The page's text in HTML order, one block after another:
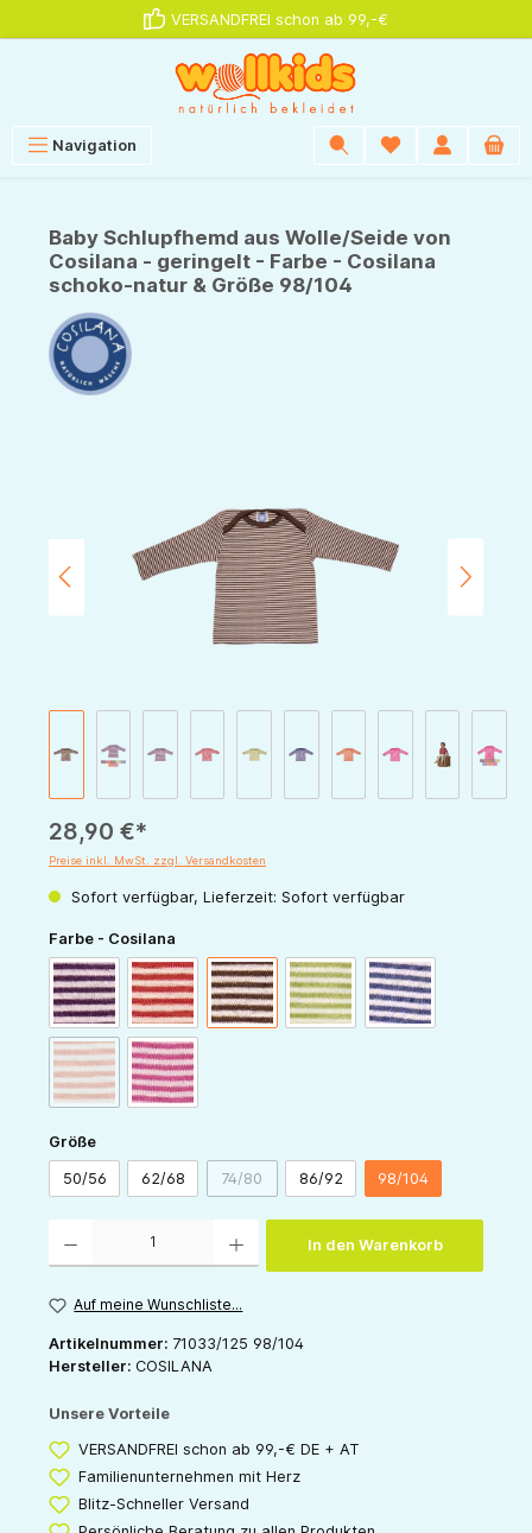
VERSANDFREI schon ab 99,-€
Navigation
Baby Schlupfhemd aus Wolle/Seide von
Cosilana - geringelt - Farbe - Cosilana
schoko-natur & Größe 98/104
28,90 €*
Preise inkl. MwSt. zzgl. Versandkosten
Sofort verfügbar, Lieferzeit: Sofort verfügbar
Farbe - Cosilana
pflaume-naturrot-natur schoko-naturgrün-naturmarine-natur
orange-natur
(Diese Option ist zurzeit nicht verfügbar.)
pink-natur
Größeauswählen
50/56 62/68 74/80(Diese Option ist zurzeit nicht verfügbar.)
86/92 98/104
In den Warenkorb
Auf meine Wunschliste...
Artikelnummer: 71033/125 98/104
Hersteller: COSILANA
Unsere Vorteile
VERSANDFREI schon ab 99,-€ DE + AT
Familienunternehmen mit Herz
Blitz-Schneller Versand